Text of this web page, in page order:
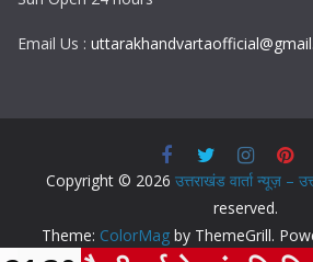
Email Us :
Copyright © 2026 उत्तराखंड वार्ता न्यूज़ –
reserved.
Theme: ColorMag by ThemeGrill.
F